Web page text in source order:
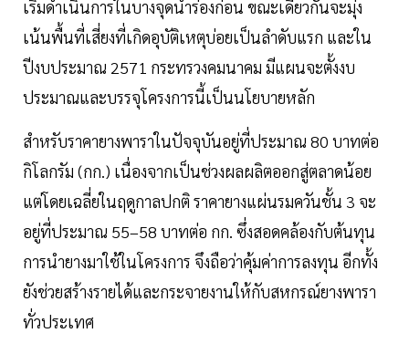
เริ่มดำเนินการในบางจุดนำร่องก่อน ขณะเดียวกันจะมุ่ง
เน้นพื้นที่เสี่ยงที่เกิดอุบัติเหตุบ่อยเป็นลำดับแรก และใน
ปีงบประมาณ 2571 กระทรวงคมนาคม มีแผนจะตั้งงบ
ประมาณและบรรจุโครงการนี้เป็นนโยบายหลัก
สำหรับราคายางพาราในปัจจุบันอยู่ที่ประมาณ 80 บาทต่อ
กิโลกรัม (กก.) เนื่องจากเป็นช่วงผลผลิตออกสู่ตลาดน้อย
แต่โดยเฉลี่ยในฤดูกาลปกติ ราคายางแผ่นรมควันชั้น 3 จะ
อยู่ที่ประมาณ 55–58 บาทต่อ กก. ซึ่งสอดคล้องกับต้นทุน
การนำยางมาใช้ในโครงการ จึงถือว่าคุ้มค่าการลงทุน อีกทั้ง
ยังช่วยสร้างรายได้และกระจายงานให้กับสหกรณ์ยางพารา
ทั่วประเทศ